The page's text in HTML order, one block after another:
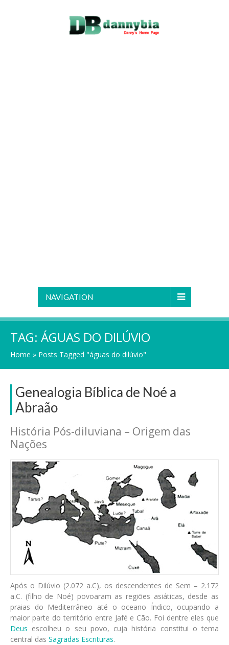
NAVIGATION
TAG: ÁGUAS DO DILÚVIO
Home » Posts Tagged "águas do dilúvio"
Genealogia Bíblica de Noé a
Abraão
História Pós-diluviana – Origem das
Nações
Após o Dilúvio (2.072 a.C), os descendentes de Sem – 2.172
a.C. (filho de Noé) povoaram as regiões asiáticas, desde as
praias do Mediterrâneo até o oceano Índico, ocupando a
maior parte do território entre Jafé e Cão. Foi dentre eles que
Deus escolheu o seu povo, cuja história constitui o tema
central das Sagradas Escrituras.